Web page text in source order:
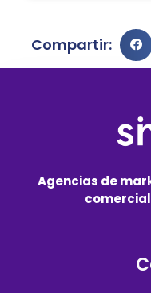
Compartir:
Agencias de